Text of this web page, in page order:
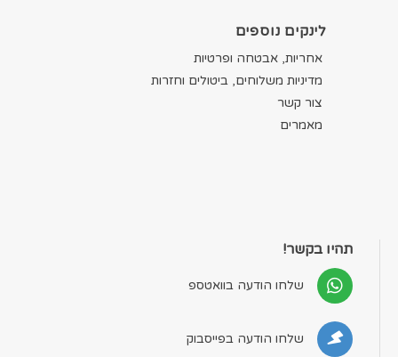
לינקים נוספים
אחריות, אבטחה ופרטיות
מדיניות משלוחים, ביטולים וחזרות
צור קשר
מאמרים
תהיו בקשר!
שלחו הודעה בוואטספ
שלחו הודעה בפייסבוק